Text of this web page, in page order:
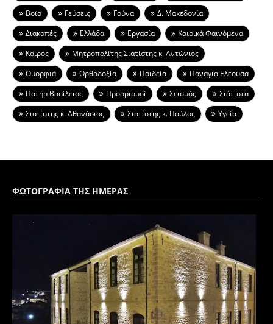
Βοϊο
Γεύσεις Γούνα
Δ. Μακεδονία
Διακοπές
Ελλάδα Εργασία
Καιρικά Φαινόμενα
Καιρός
Μητροπολίτης Σιατίστης κ. Αντώνιος
Ομορφιά
Ορθοδοξία Παιδεία
Παναγια Ελεουσα
Πατήρ Βασίλειος
Προορισμοί Σεισμός
Σιάτιστα
Σιατίστης κ. Αθανάσιος
Σιατίστης κ. Παύλος Υγεία
ΦΩΤΟΓΡΑΦΙΑ ΤΗΣ ΗΜΕΡΑΣ